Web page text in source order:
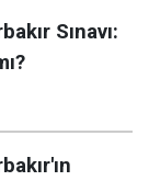
Sınavı: